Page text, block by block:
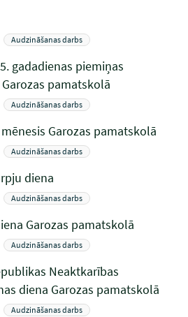
Audzināšanas darbs
gadadienas piemiņas
pamatskolā
Audzināšanas darbs
Garozas pamatskolā
Audzināšanas darbs
diena
Audzināšanas darbs
Garozas pamatskolā
Audzināšanas darbs
Neaktkarības
diena Garozas pamatskolā
Audzināšanas darbs